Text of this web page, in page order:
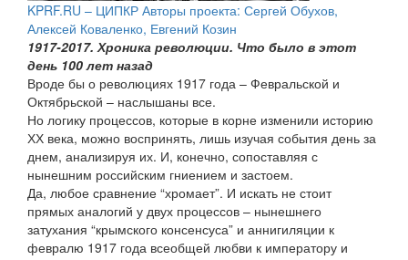
KPRF.RU – ЦИПКР Авторы проекта: Сергей Обухов,
Алексей Коваленко, Евгений Козин
1917-2017. Хроника революции. Что было в этот
день 100 лет назад
Вроде бы о революциях 1917 года – Февральской и
Октябрьской – наслышаны все.
Но логику процессов, которые в корне изменили историю
ХХ века, можно воспринять, лишь изучая события день за
днем, анализируя их. И, конечно, сопоставляя с
нынешним российским гниением и застоем.
Да, любое сравнение “хромает”. И искать не стоит
прямых аналогий у двух процессов – нынешнего
затухания “крымского консенсуса” и аннигиляции к
февралю 1917 года всеобщей любви к императору и